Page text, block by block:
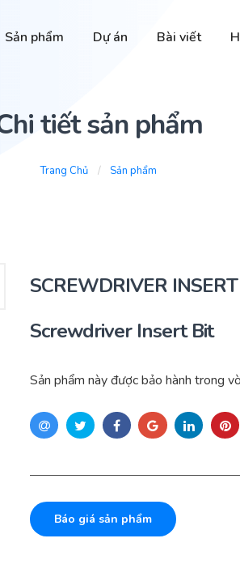
Sản phẩm Dự án Bài viết
tiết sản phẩm
Trang Chủ Sản phẩm
SCREWDRIVER
Screwdriver Insert Bit
Sản phẩm này được bảo hành trong
Báo giá sản phẩm